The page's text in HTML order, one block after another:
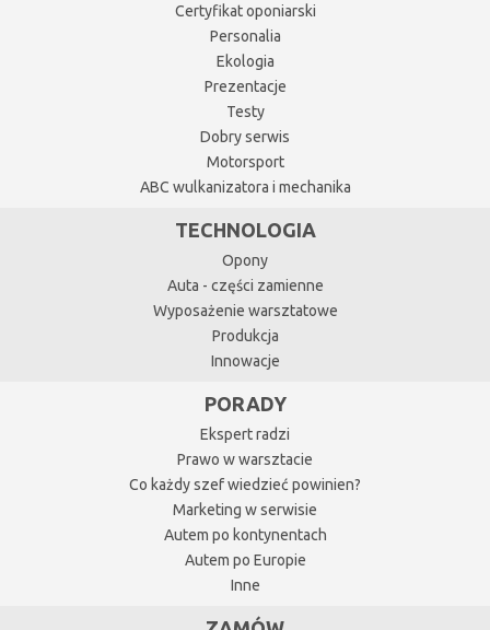
Certyfikat oponiarski
Personalia
Ekologia
Prezentacje
Testy
Dobry serwis
Motorsport
ABC wulkanizatora i mechanika
TECHNOLOGIA
Opony
Auta - części zamienne
Wyposażenie warsztatowe
Produkcja
Innowacje
PORADY
Ekspert radzi
Prawo w warsztacie
Co każdy szef wiedzieć powinien?
Marketing w serwisie
Autem po kontynentach
Autem po Europie
Inne